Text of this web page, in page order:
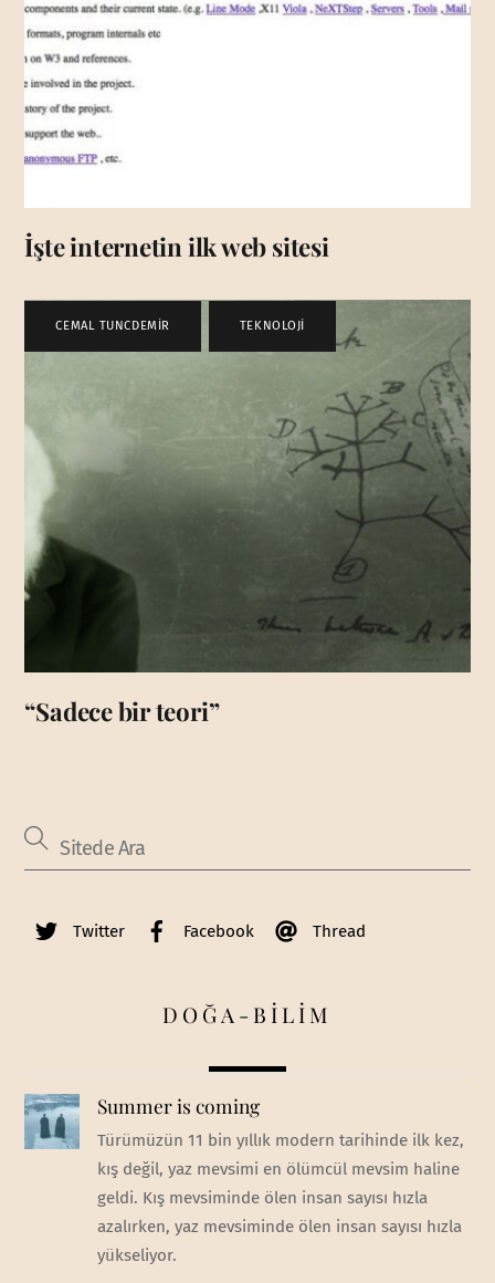
İşte internetin ilk web sitesi
CEMAL TUNCDEMİR TEKNOLOJİ
“Sadece bir teori”
Twitter Facebook Thread
DOĞA-BİLİM
Summer is coming
Türümüzün 11 bin yıllık modern tarihinde ilk kez,
kış değil, yaz mevsimi en ölümcül mevsim haline
geldi. Kış mevsiminde ölen insan sayısı hızla
azalırken, yaz mevsiminde ölen insan sayısı hızla
yükseliyor.